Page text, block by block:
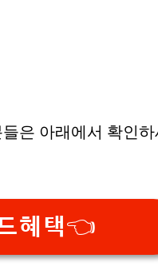
은 아래에서 확인
혜택👈